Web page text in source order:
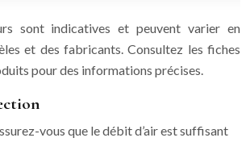
sont indicatives et peuvent varier en
et des fabricants. Consultez les fiches
pour des informations précises.
vous que le débit d’air est suffisant